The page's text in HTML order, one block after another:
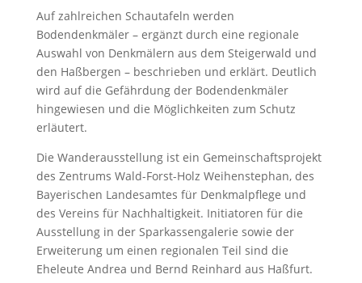
Auf zahlreichen Schautafeln werden
Bodendenkmäler – ergänzt durch eine regionale
Auswahl von Denkmälern aus dem Steigerwald und
den Haßbergen – beschrieben und erklärt. Deutlich
wird auf die Gefährdung der Bodendenkmäler
hingewiesen und die Möglichkeiten zum Schutz
erläutert.
Die Wanderausstellung ist ein Gemeinschaftsprojekt
des Zentrums Wald-Forst-Holz Weihenstephan, des
Bayerischen Landesamtes für Denkmalpflege und
des Vereins für Nachhaltigkeit. Initiatoren für die
Ausstellung in der Sparkassengalerie sowie der
Erweiterung um einen regionalen Teil sind die
Eheleute Andrea und Bernd Reinhard aus Haßfurt.